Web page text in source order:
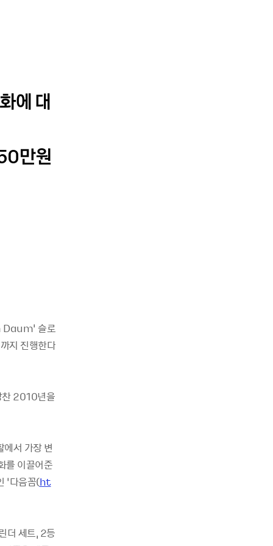
에 대
만원
Daum’ 슬로
지 진행한다
찬 2010년을
서 가장 변
를 이끌어준
‘다음꼼(ht
더 세트, 2등